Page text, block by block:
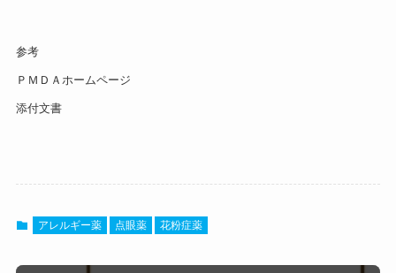
参考
ＰＭＤＡホームページ
添付文書
アレルギー薬 点眼薬 花粉症薬